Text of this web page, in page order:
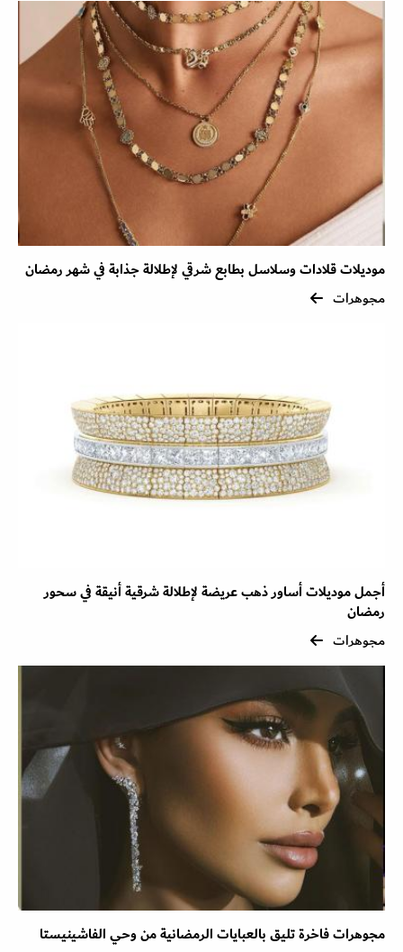
موديلات قلادات وسلاسل بطابع شرقي لإطلالة جذابة في شهر رمضان
مجوهرات
أجمل موديلات أساور ذهب عريضة لإطلالة شرقية أنيقة في سحور
رمضان
مجوهرات
مجوهرات فاخرة تليق بالعبايات الرمضانية من وحي الفاشينيستا